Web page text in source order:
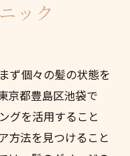
ック
ず個々の髪の状態を
京都豊島区池袋で
グを活用すること
方法を見つけること